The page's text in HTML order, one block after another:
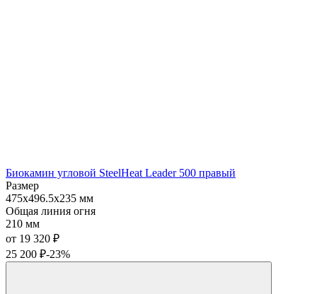
Биокамин угловой SteelHeat Leader 500 правый
Размер
475x496.5x235 мм
Общая линия огня
210 мм
от 19 320 ₽
25 200 ₽-23%